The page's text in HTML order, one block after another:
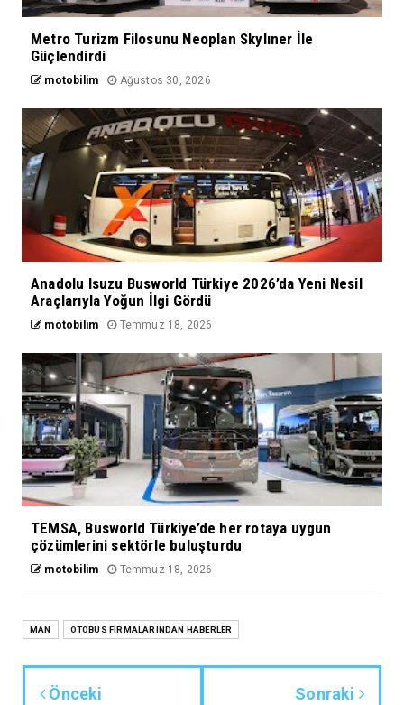
Metro Turizm Filosunu Neoplan Skylıner İle
Güçlendirdi
motobilim Ağustos 30, 2026
Anadolu Isuzu Busworld Türkiye 2026’da Yeni Nesil
Araçlarıyla Yoğun İlgi Gördü
motobilim Temmuz 18, 2026
TEMSA, Busworld Türkiye’de her rotaya uygun
çözümlerini sektörle buluşturdu
motobilim Temmuz 18, 2026
MAN OTOBÜS FİRMALARINDAN HABERLER
Önceki Sonraki